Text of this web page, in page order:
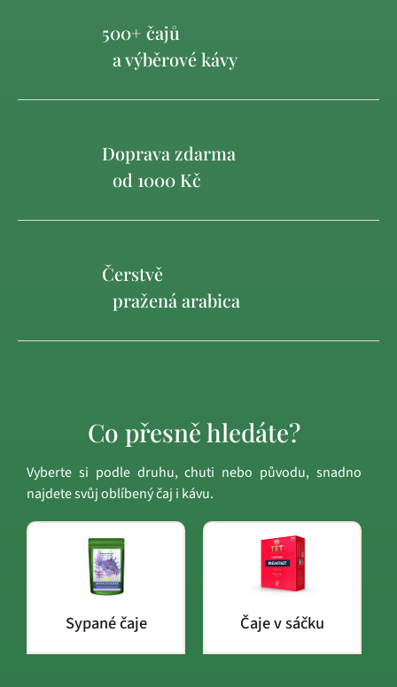
500+ čajů
a výběrové kávy
Doprava zdarma
od 1000 Kč
Čerstvě
pražená arabica
Co přesně hledáte?
Vyberte si podle druhu, chuti nebo původu, snadno
najdete svůj oblíbený čaj i kávu.
Sypané čaje Čaje v sáčku